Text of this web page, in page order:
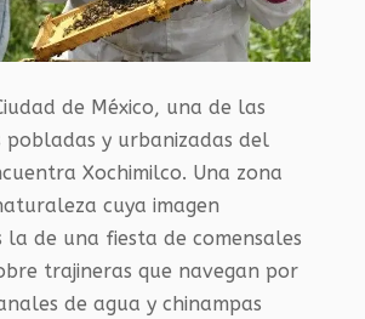
de México, una de las
pobladas y urbanizadas del
Xochimilco. Una zona
cuya imagen
la de una fiesta de comensales
trajineras que navegan por
de agua y chinampas